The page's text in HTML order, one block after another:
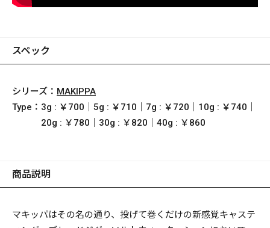
スペック
シリーズ： MAKIPPA
Type： 3g : ￥700｜5g : ￥710｜7g : ￥720｜10g : ￥740｜
20g : ￥780｜30g : ￥820｜40g : ￥860
商品説明
マキッパはその名の通り、投げて巻くだけの新感覚キャステ